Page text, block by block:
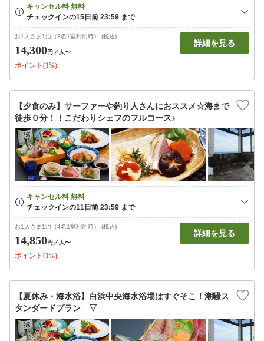
お1人さま1泊（3名1室利用時） (税込)
14,300円 ／人〜
ポイント(1%)
詳細を見る
【夕食のみ】サーファーや釣り人さんにおススメ☆海まで
徒歩０分！！こだわりシェフのフルコース♪
お1人さま1泊（4名1室利用時） (税込)
14,850円 ／人〜
ポイント(1%)
詳細を見る
【夏休み・海水浴】白浜中央海水浴場はすぐそこ！潮騒ス
タンダードプラン ▽